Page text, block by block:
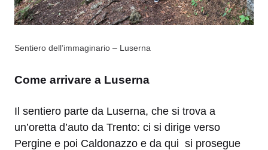
Sentiero dell’immaginario – Luserna
Come arrivare a Luserna
Il sentiero parte da Luserna, che si trova a
un’oretta d’auto da Trento: ci si dirige verso
Pergine e poi Caldonazzo e da qui si prosegue